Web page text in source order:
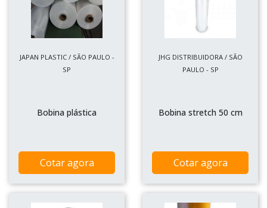
JAPAN PLASTIC / SÃO PAULO -
SP
Bobina plástica
Cotar agora
JHG DISTRIBUIDORA / SÃO
PAULO - SP
Bobina stretch 50 cm
Cotar agora